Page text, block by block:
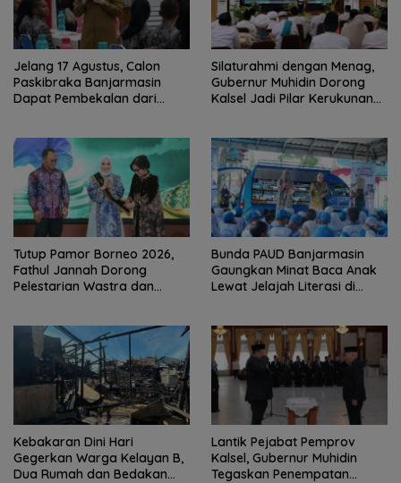
Jelang 17 Agustus, Calon
Paskibraka Banjarmasin
Dapat Pembekalan dari
Silaturahmi dengan Menag,
Gubernur Muhidin Dorong
Kalsel Jadi Pilar Kerukunan
Tutup Pamor Borneo 2026,
Fathul Jannah Dorong
Pelestarian Wastra dan
Bunda PAUD Banjarmasin
Gaungkan Minat Baca Anak
Lewat Jelajah Literasi di
Kebakaran Dini Hari
Gegerkan Warga Kelayan B,
Dua Rumah dan Bedakan
Lantik Pejabat Pemprov
Kalsel, Gubernur Muhidin
Tegaskan Penempatan